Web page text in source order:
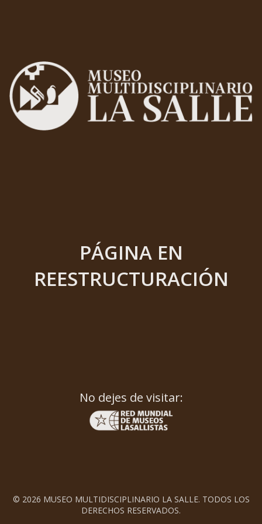
PÁGINA EN
REESTRUCTURACIÓN
No dejes de visitar:
© 2026 MUSEO MULTIDISCIPLINARIO LA SALLE. TODOS LOS
DERECHOS RESERVADOS.